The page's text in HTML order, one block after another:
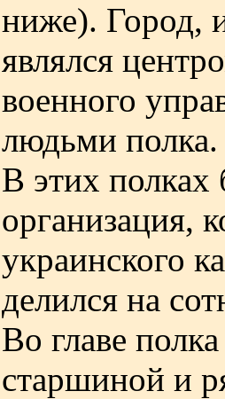
ниже). Город,
являлся
военного
людьми полка.
В этих полках
организация,
украинского
делился на
Во главе
старшиной и